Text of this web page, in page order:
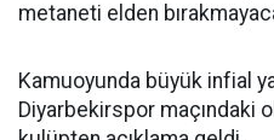
metaneti elden
Kamuoyunda büyük infial
Diyarbekirspor maçındaki